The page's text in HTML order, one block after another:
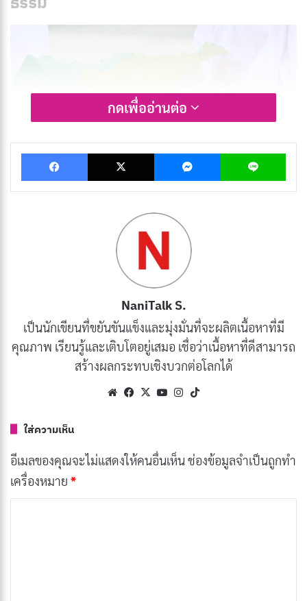
เข้าสู่เพศบรรพชิต มีจุดมุ่งหมายหลักเพื่อศึกษาและปฏิบัติ
พระพุทธเจ้าผู้บวชต้องตั้งใจรักษาศีล 227
ข้อ และศึกษาพระธรรมวินัยอย่างเคร่งครัด การบวชจึง
ไม่ใช่เรื่องง่าย แต่เป็นการตัดสินใจที่ต้องใช้ความตั้งใจและ
ความศรัทธาอย่างแรงกล้า
ทำไมต้องบวช?
เหตุผลในการบวชพระนั้นมีหลากหลาย ตั้งแต่การบวชเพื่อ
ทดแทนบุญคุณพ่อแม่ การบวชเพื่อศึกษาพระธรรม ไป
ความหมายและคุณค่าในตัวเอง
คุณสมบัติของผู้ที่จะบวช
กดเพื่ออ่านต่อ
Facebook X Messenger Line
NaniTalk S.
เป็นนักเขียนที่ขยันขันแข็งและมุ่งมั่นที่จะผลิตเนื้อหาที่มี
คุณภาพ เรียนรู้และเติบโตอยู่เสมอ เชื่อว่าเนื้อหาที่ดีสามารถ
สร้างผลกระทบเชิงบวกต่อโลกได้
WebsiteFacebook
X YouTubeInstagram
ใส่ความเห็น
อีเมลของคุณจะไม่แสดงให้คนอื่นเห็น ช่องข้อมูลจำเป็นถูกทำ
เครื่องหมาย *